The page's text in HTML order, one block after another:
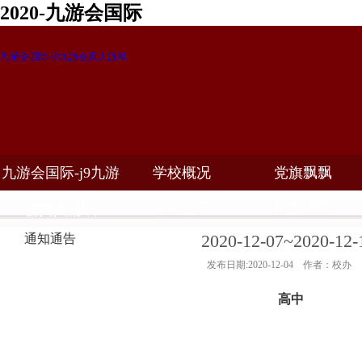
2020-九游会国际
九游会国际-j9九游会真人游戏
九游会国际-j9九游 学校概况 党旗飘飘
通知通告 2020-12-07~2020-
发布日期:2020-12-04 作者：校办
高中